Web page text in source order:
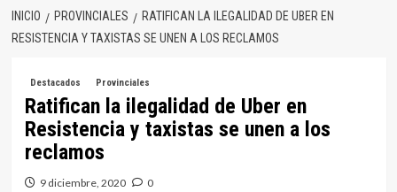
INICIO PROVINCIALES
RATIFICAN LA ILEGALIDAD DE UBER EN
RESISTENCIA Y TAXISTAS SE UNEN A LOS RECLAMOS
Destacados Provinciales
Ratifican la ilegalidad de Uber en
Resistencia y taxistas se unen a los
reclamos
9 diciembre, 2020 0